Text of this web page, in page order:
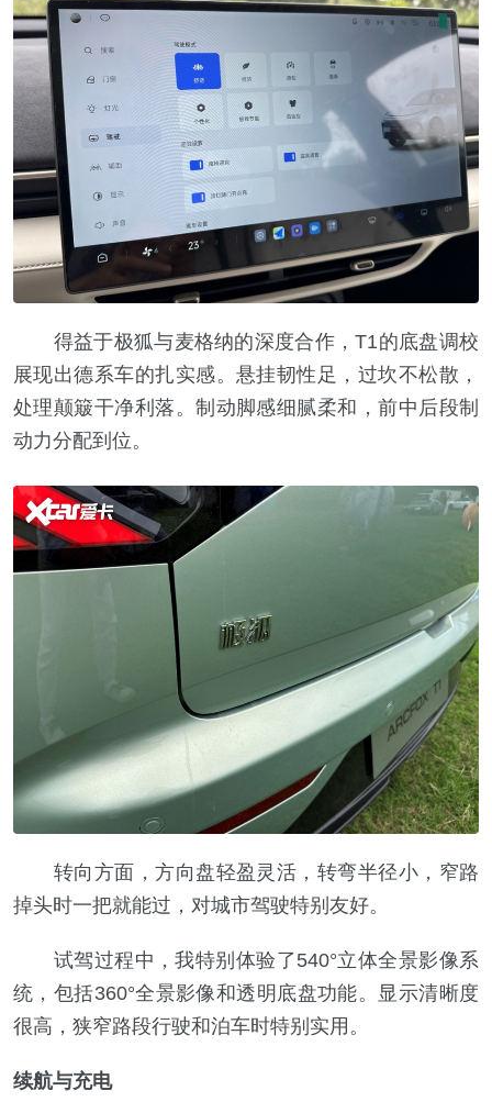
得益于极狐与麦格纳的深度合作，T1的底盘调校
展现出德系车的扎实感。悬挂韧性足，过坎不松散，
处理颠簸干净利落。制动脚感细腻柔和，前中后段制
动力分配到位。
转向方面，方向盘轻盈灵活，转弯半径小，窄路
掉头时一把就能过，对城市驾驶特别友好。
试驾过程中，我特别体验了540°立体全景影像系
统，包括360°全景影像和透明底盘功能。显示清晰度
很高，狭窄路段行驶和泊车时特别实用。
续航与充电